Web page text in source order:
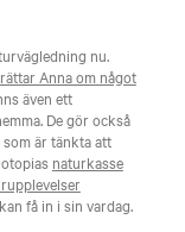
nu.
Anna om något
även ett
De gör också
, som är tänkta att
naturkasse
få in i sin vardag.